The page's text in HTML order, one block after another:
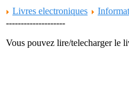
Livres electroniques
--------------------
Vous pouvez lire/telecharger le